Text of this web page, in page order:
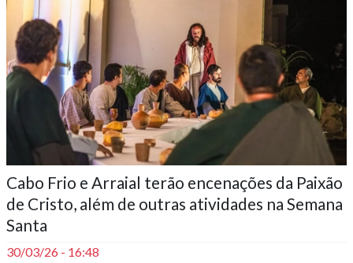
Cabo Frio e Arraial terão encenações da Paixão
de Cristo, além de outras atividades na Semana
Santa
30/03/26 - 16:48